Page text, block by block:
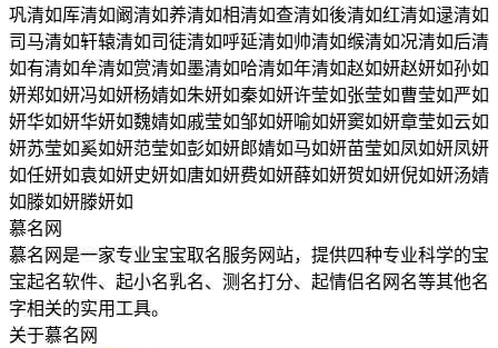
巩清如厍清如阚清如养清如相清如查清如後清如红清如逯清如
司马清如轩辕清如司徒清如 呼延清如帅清如缑清如况清如后清
如有清如牟清如赏清如墨清如哈清如年清如赵如妍赵妍如孙如
妍郑如妍冯如妍杨婧如朱妍如秦如妍许莹如张莹如曹莹如严如
妍华如妍华妍如魏婧如戚莹如邹如妍喻如妍窦如妍章莹如云如
妍苏莹如奚如妍范莹如彭如妍郎婧如马如妍苗莹如凤如妍凤妍
如任妍如袁如妍史妍如唐如妍费如妍薛如妍贺如妍倪如妍汤婧
如滕如妍滕妍如
慕名网
慕名网是一家专业宝宝取名服务网站，提供四种专业科学的宝
宝起名软件、起小名乳名、测名打分、起情侣名网名等其他名
字相关的实用工具。
关于慕名网